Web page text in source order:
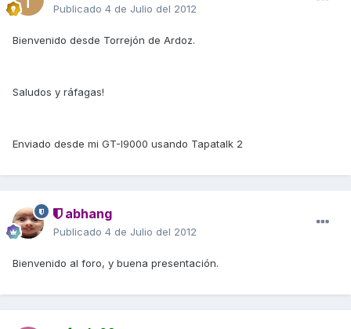
Publicado 4 de Julio del 2012
Bienvenido desde Torrejón de Ardoz.
Saludos y ráfagas!
Enviado desde mi GT-I9000 usando Tapatalk 2
abhang
Publicado 4 de Julio del 2012
Bienvenido al foro, y buena presentación.